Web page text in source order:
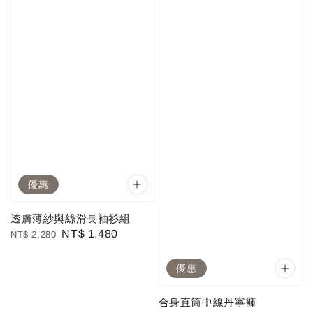
優惠
透膚薄紗與絲滑長袖衫組
Regular
NT$ 2,280 Sale
NT$ 1,480
優惠
合身直筒中線丹寧褲